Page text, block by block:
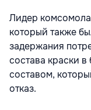
Лидер
который также
задержания
состава краски в
составом,
отказ.